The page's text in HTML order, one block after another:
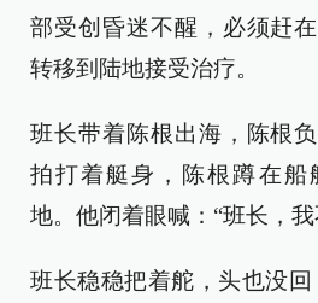
部受创昏迷不醒，必须赶
转移到陆地接受治疗。
班长带着陈根出海，陈根
拍打着艇身，陈根蹲在船
地。他闭着眼喊：“班长，
班长稳稳把着舵，头也没回